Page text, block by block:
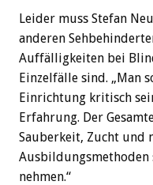
Leider muss Stefan
anderen
Auffälligkeiten bei
Einzelfälle sind. „Man
Einrichtung kritisch
Erfahrung. Der
Sauberkeit, Zucht und
nehmen.“